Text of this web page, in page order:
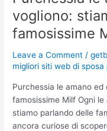
vogliono:
famosissime
Leave a Comment /
migliori siti web di
Purchessia le amano
famosissime Milf Ogni
stiamo parlando delle
ancora curiose di
amano
ed
le
vogliono:
stiamo
parlando
delle
famosissime